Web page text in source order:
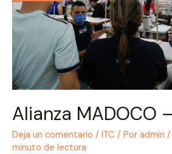
Alianza MADOCO
Deja un comentario / ITC / Por admin /
minuto de lectura